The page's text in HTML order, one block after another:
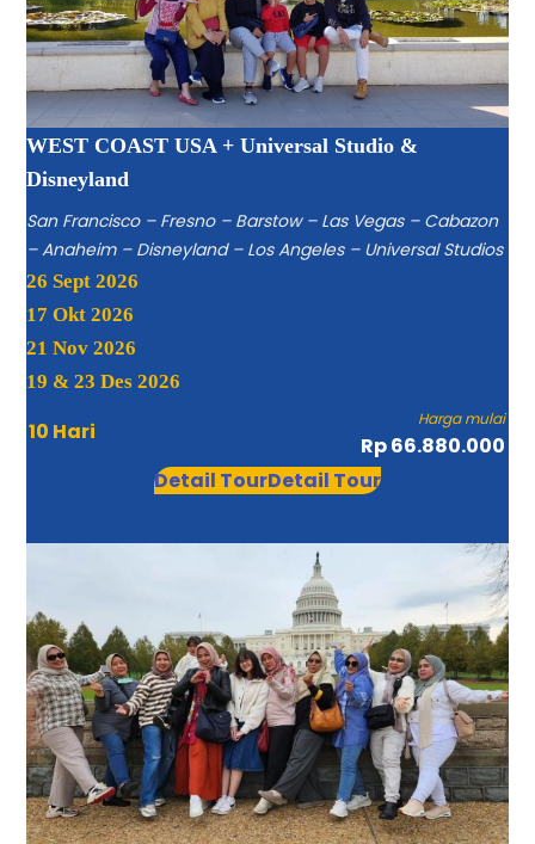
WEST COAST USA + Universal Studio &
Disneyland
San Francisco – Fresno – Barstow – Las Vegas – Cabazon
– Anaheim – Disneyland – Los Angeles – Universal Studios
26 Sept 2026
17 Okt 2026
21 Nov 2026
19 & 23 Des 2026
10 Hari Harga mulai
Rp 66.880.000
Detail TourDetail Tour